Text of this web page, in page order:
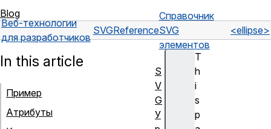
Blog
Веб-технологии
для разработчиков
SVGReference
Справочник
SVG
элементов
<ellipse>
T
h
i
s
p
In this article
Пример
Атрибуты
S
V
G
У